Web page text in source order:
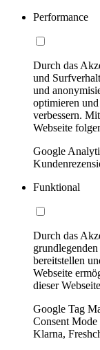
Performance
Durch das
und
und
optimieren
verbessern.
Webseite
Google
Funktional
Durch das
bereitstellen
Webseite
dieser
Google Tag
Consent
Klarna,